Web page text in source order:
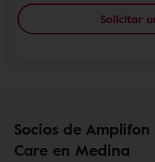
Solicitar
Socios de
Care en Medina